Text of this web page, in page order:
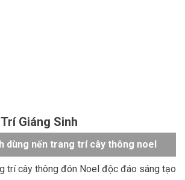
Giáng Sinh
dùng nến trang trí cây thông noel
trí cây thông đón Noel độc đáo sáng tạo